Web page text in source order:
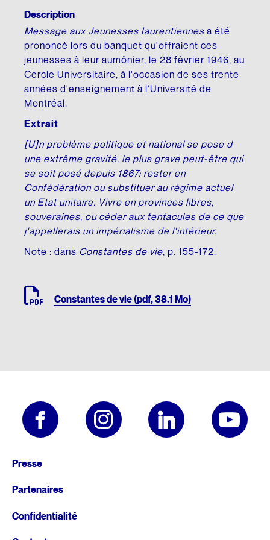
Description
Message aux Jeunesses Iaurentiennes a été
prononcé lors du banquet qu'offraient ces
jeunesses à leur aumônier, le 28 février 1946, au
Cercle Universitaire, à l'occasion de ses trente
années d'enseignement à l'Université de
Montréal.
Extrait
[U]n problème politique et national se pose d
une extrême gravité, le plus grave peut-être qui
se soit posé depuis 1867: rester en
Confédération ou substituer au régime actuel
un Etat unitaire. Vivre en provinces libres,
souveraines, ou céder aux tentacules de ce que
j'appellerais un impérialisme de l'intérieur.
Note : dans Constantes de vie, p. 155-172.
Constantes de vie (pdf, 38.1 Mo)
page
Presse
Partenaires
Confidentialité